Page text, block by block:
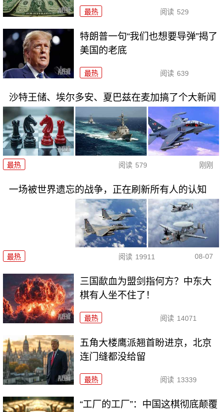
最热 阅读 529
特朗普一句“我们也想要导弹”揭了
美国的老底
最热 阅读 639
沙特王储、埃尔多安、夏巴兹在麦加搞了个大新闻
最热 阅读 579 刚刚
一场被世界遗忘的战争，正在刷新所有人的认知
最热 阅读 19911 08-07
三国歃血为盟剑指何方？中东大
棋有人坐不住了！
最热 阅读 14071
五角大楼鹰派翘首盼进京，北京
连门缝都没给留
最热 阅读 13339
“工厂的工厂”：中国这棋彻底颠覆